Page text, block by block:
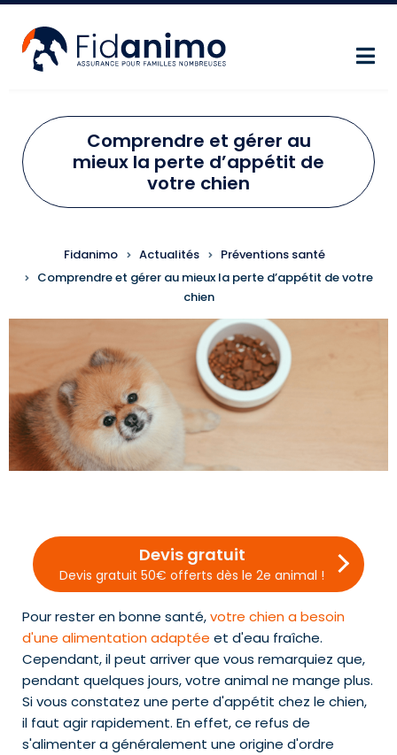
Aller au contenu principal
Comprendre et gérer au
mieux la perte d’appétit de
votre chien
FIL D'ARIANE
Fidanimo Actualités
Préventions santé
Comprendre et gérer au mieux la perte d’appétit de votre
chien
Devis gratuit
Devis gratuit 50€ offerts dès le 2e animal !
Pour rester en bonne santé,votre chien a besoin
d'une alimentation adaptée et d'eau fraîche.
Cependant, il peut arriver que vous remarquiez que,
pendant quelques jours, votre animal ne mange plus.
Si vous constatez une perte d'appétit chez le chien,
il faut agir rapidement. En effet, ce refus de
s'alimenter a généralement une origine d'ordre